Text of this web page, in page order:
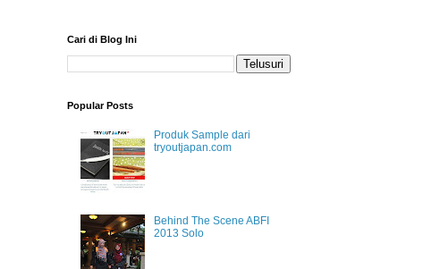
Cari di Blog Ini
Popular Posts
Produk Sample dari
tryoutjapan.com
Behind The Scene ABFI
2013 Solo